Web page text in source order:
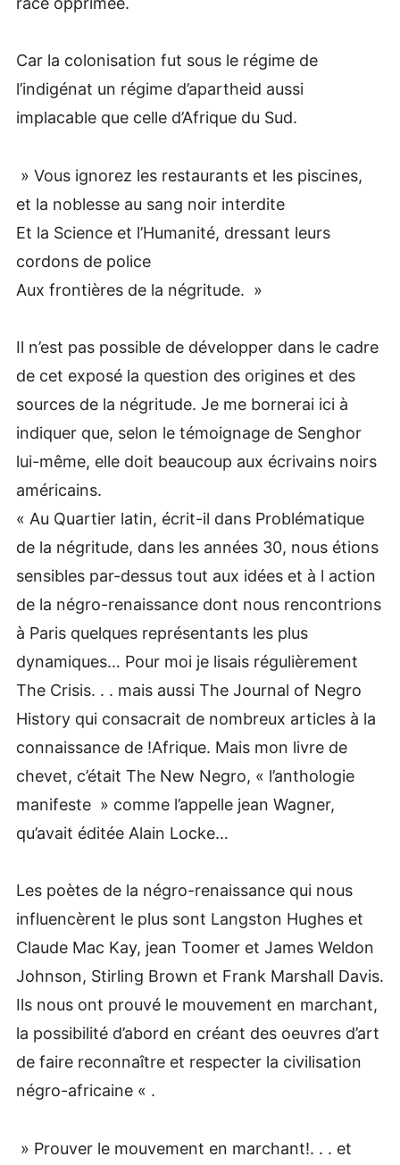
Car la colonisation fut sous le régime de
l’indigénat un régime d’apartheid aussi
implacable que celle d’Afrique du Sud.
» Vous ignorez les restaurants et les piscines,
et la noblesse au sang noir interdite
Et la Science et l’Humanité, dressant leurs
cordons de police
Aux frontières de la négritude. »
Il n’est pas possible de développer dans le cadre
de cet exposé la question des origines et des
sources de la négritude. Je me bornerai ici à
indiquer que, selon le témoignage de Senghor
lui-même, elle doit beaucoup aux écrivains noirs
américains.
« Au Quartier latin, écrit-il dans Problématique
de la négritude, dans les années 30, nous étions
sensibles par-dessus tout aux idées et à l action
de la négro-renaissance dont nous rencontrions
à Paris quelques représentants les plus
dynamiques… Pour moi je lisais régulièrement
The Crisis. . . mais aussi The Journal of Negro
History qui consacrait de nombreux articles à la
connaissance de !Afrique. Mais mon livre de
chevet, c’était The New Negro, « l’anthologie
manifeste » comme l’appelle jean Wagner,
qu’avait éditée Alain Locke…
Les poètes de la négro-renaissance qui nous
influencèrent le plus sont Langston Hughes et
Claude Mac Kay, jean Toomer et James Weldon
Johnson, Stirling Brown et Frank Marshall Davis.
Ils nous ont prouvé le mouvement en marchant,
la possibilité d’abord en créant des oeuvres d’art
de faire reconnaître et respecter la civilisation
négro-africaine « .
» Prouver le mouvement en marchant!. . . et